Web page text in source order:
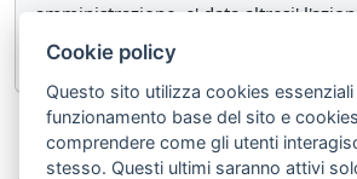
amministrazione, e' data altresi'
manutenzione.
«Articolo 1144
Cookie policy
Questo sito utilizza cookies
funzionamento base del sito e
comprendere come gli utenti
stesso. Questi ultimi saranno attivi